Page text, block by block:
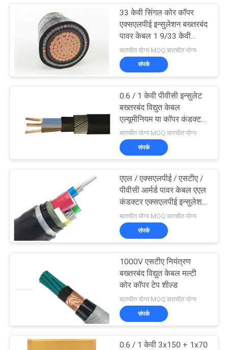
नंगे कंडक्टर
एरियल बंडल केबल
रबड़ शीटहेड केबल
33 केवी सिंगल कोर कॉपर
एक्सएलपीई इन्सुलेशन बख्तरबंद
पावर केबल 1 9/33 केवी
एल्यूमिनियम वायर बख्तरबंद
कॉपर केबल
बातचीत योग्य MOQ:बातचीत योग्य
संपर्क
0.6 / 1 केवी पीवीसी इन्सुलेट
बख्तरबंद विद्युत केबल
एल्यूमीनियम या कॉपर कंडक्टर
पावर केबल के साथ
बातचीत योग्य MOQ:बातचीत योग्य
संपर्क
एएल / एक्सएलपीई / एसटीए /
पीवीसी आर्मर्ड पावर केबल एएल
कंडक्टर एक्सएलपीई इन्सुलेशन
वाईजेएलवी 22 केबल स्टील टेप
आर्मर के साथ
बातचीत योग्य MOQ:बातचीत योग्य
संपर्क
1000V एसटीए नियंत्रण
बख्तरबंद विद्युत केबल मल्टी
कोर कॉपर टेप शील्ड
बातचीत योग्य MOQ:बातचीत योग्य
संपर्क
0.6 / 1 केवी 3x150 + 1x70